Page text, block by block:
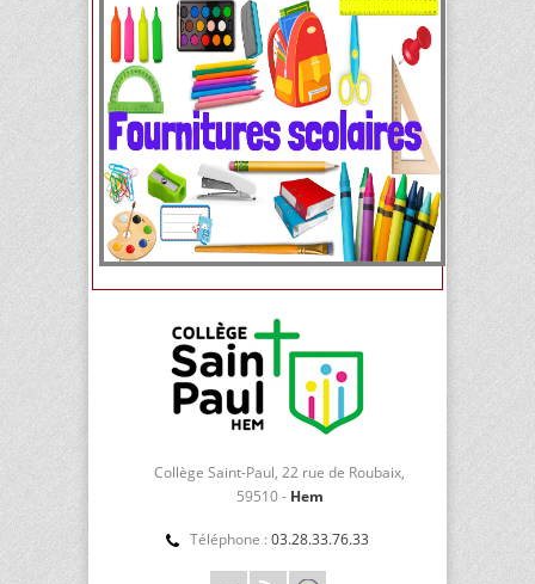
Collège Saint-Paul, 22 rue de Roubaix,
59510 - Hem
Téléphone : 03.28.33.76.33